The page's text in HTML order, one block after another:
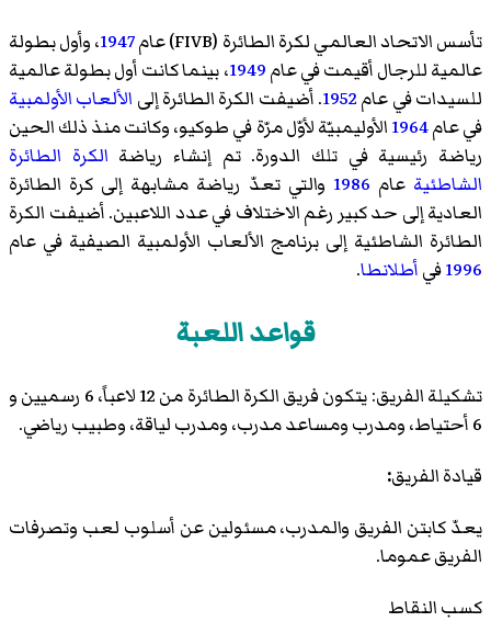
تأسس الاتحاد العالمي لكرة الطائرة (FIVB) عام 1947، وأول بطولة
عالمية للرجال أقيمت في عام1949، بينما كانت أول بطولة عالمية
للسيدات في عام1952. أضيفت الكرة الطائرة إلى الألعاب الأولمبية
في عام1964الأوليمبيّة لأوّل مرّة في طوكيو، وكانت منذ ذلك الحين
رياضة رئيسية في تلك الدورة. تم إنشاء رياضة الكرة الطائرة
الشاطئية عام 1986 والتي تعدّ رياضة مشابهة إلى كرة الطائرة
العادية إلى حد كبير رغم الاختلاف في عدد اللاعبين. أضيفت الكرة
الطائرة الشاطئية إلى برنامج الألعاب الأولمبية الصيفية في عام
1996فيأطلانطا.
قواعد اللعبة
تشكيلة الفريق: يتكون فريق الكرة الطائرة من 12 لاعباً، 6 رسميين و
6 أحتياط، ومدرب ومساعد مدرب، ومدرب لياقة، وطبيب رياضي.
قيادة الفريق:
يعدّ كابتن الفريق والمدرب، مسئولين عن أسلوب لعب وتصرفات
الفريق عموما.
كسب النقاط